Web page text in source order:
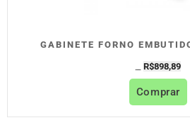
GABINETE FORNO
R$898,89
Comprar